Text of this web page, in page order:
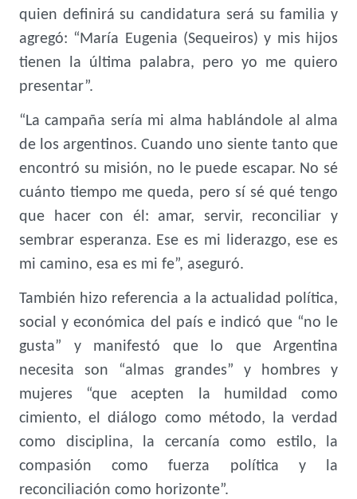
quien definirá su candidatura será su familia y
agregó: “María Eugenia (Sequeiros) y mis hijos
tienen la última palabra, pero yo me quiero
presentar”.
“La campaña sería mi alma hablándole al alma
de los argentinos. Cuando uno siente tanto que
encontró su misión, no le puede escapar. No sé
cuánto tiempo me queda, pero sí sé qué tengo
que hacer con él: amar, servir, reconciliar y
sembrar esperanza. Ese es mi liderazgo, ese es
mi camino, esa es mi fe”, aseguró.
También hizo referencia a la actualidad política,
social y económica del país e indicó que “no le
gusta” y manifestó que lo que Argentina
necesita son “almas grandes” y hombres y
mujeres “que acepten la humildad como
cimiento, el diálogo como método, la verdad
como disciplina, la cercanía como estilo, la
compasión como fuerza política y la
reconciliación como horizonte”.